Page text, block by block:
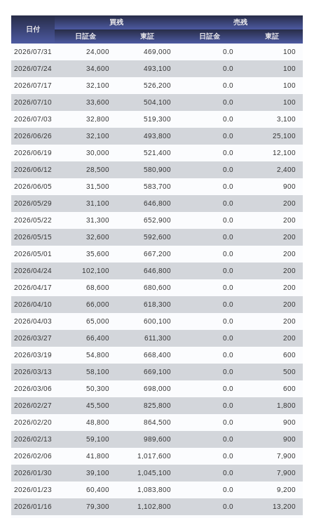
日付
買残
売残
日証金
東証 日証金
東証
2026/07/31
24,000 469,000 0.0 100
2026/07/24 34,600 493,100 0.0 100
2026/07/17 32,100 526,200 0.0 100
2026/07/10 33,600 504,100 0.0 100
2026/07/03 32,800 519,300 0.0 3,100
2026/06/26 32,100 493,800 0.0 25,100
2026/06/19 30,000 521,400 0.0 12,100
2026/06/12 28,500 580,900 0.0 2,400
2026/06/05 31,500 583,700 0.0 900
2026/05/29 31,100 646,800 0.0 200
2026/05/22 31,300 652,900 0.0 200
2026/05/15 32,600 592,600 0.0 200
2026/05/01 35,600 667,200 0.0 200
2026/04/24 102,100 646,800 0.0 200
2026/04/17 68,600 680,600 0.0 200
2026/04/10 66,000 618,300 0.0 200
2026/04/03 65,000 600,100 0.0 200
2026/03/27 66,400 611,300 0.0 200
2026/03/19 54,800 668,400 0.0 600
2026/03/13 58,100 669,100 0.0 500
2026/03/06 50,300 698,000 0.0 600
2026/02/27 45,500 825,800 0.0 1,800
2026/02/20 48,800 864,500 0.0 900
2026/02/13 59,100 989,600 0.0 900
2026/02/06 41,800 1,017,600 0.0 7,900
2026/01/30 39,100 1,045,100 0.0 7,900
2026/01/23 60,400 1,083,800 0.0 9,200
2026/01/16 79,300 1,102,800 0.0 13,200